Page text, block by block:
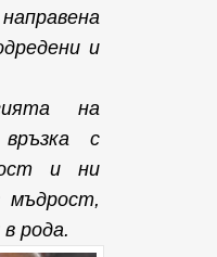
и
на
с
и ни
мъдрост,
рода.